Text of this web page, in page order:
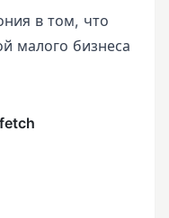
в том, что
малого бизнеса